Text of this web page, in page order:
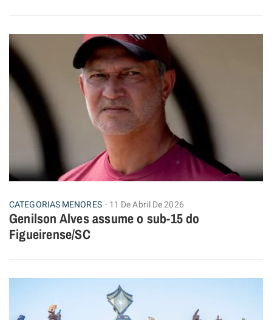
CATEGORIAS MENORES 11 De Abril De 2026
Genilson Alves assume o sub-15 do
Figueirense/SC